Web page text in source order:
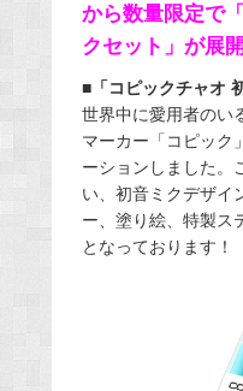
から数量限定で
クセット」が展
■「コピックチャオ
世界中に愛用者のい
マーカー「コピック
ーションしました。
い、初音ミクデザイ
ー、塗り絵、特製ス
となっております！